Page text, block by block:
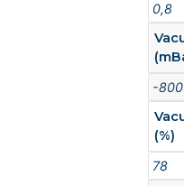
0,8
-800
(%)
78